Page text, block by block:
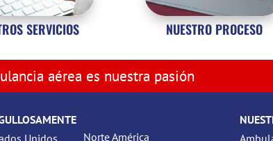
SERVICIOS NUESTRO PROCESO
aérea es nuestra pasión
Norte América